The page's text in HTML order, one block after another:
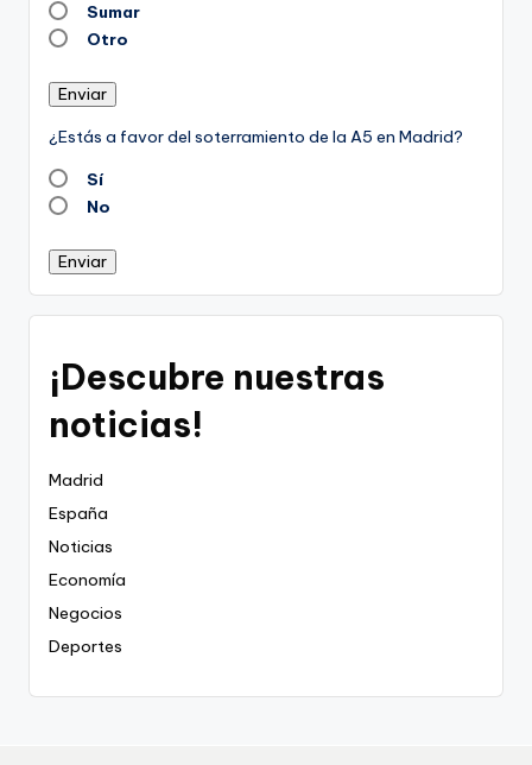
Sumar
Otro
Enviar
¿Estás a favor del soterramiento de la A5 en Madrid?
Sí
No
Enviar
¡Descubre nuestras
noticias!
Madrid
España
Noticias
Economía
Negocios
Deportes